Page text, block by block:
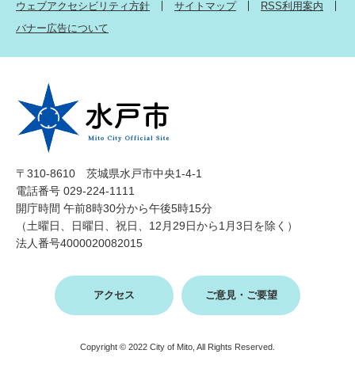
ウェブアクセシビリティ方針
サイトマップ
RSS利用案内
バナー広告について
〒310-8610 茨城県水戸市中央1-4-1
電話番号 029-224-1111
開庁時間 午前8時30分から午後5時15分
（土曜日、日曜日、祝日、12月29日から1月3日を除く）
法人番号4000020082015
アクセス ご意見・ご要望
Copyright © 2022 City of Mito, All Rights Reserved.